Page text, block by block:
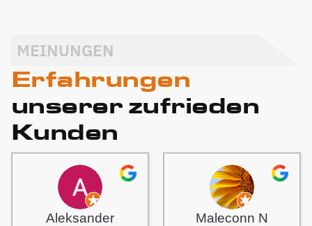
Erfahrungen
unserer zufrieden
Kunden
MEINUNGEN
Aleksander Maleconn N